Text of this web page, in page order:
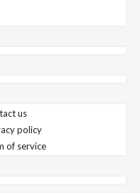
us
policy
of service